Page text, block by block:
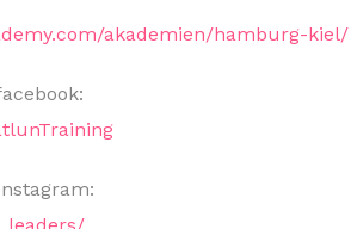
akademien/hamburg-kiel/